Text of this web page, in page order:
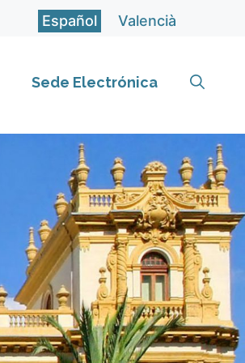
Español Valencià
Sede Electrónica